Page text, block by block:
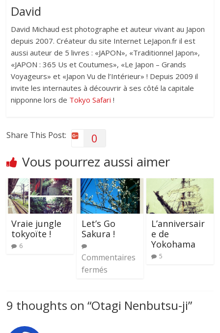
David
David Michaud est photographe et auteur vivant au Japon
depuis 2007. Créateur du site Internet LeJapon.fr il est
aussi auteur de 5 livres : «JAPON», «Traditionnel Japon»,
«JAPON : 365 Us et Coutumes», «Le Japon – Grands
Voyageurs» et «Japon Vu de l’Intérieur» ! Depuis 2009 il
invite les internautes à découvrir à ses côté la capitale
nipponne lors de Tokyo Safari !
Share This Post: 0
Vous pourrez aussi aimer
Vraie jungle
tokyoïte !
6
Let’s Go
Sakura !
Commentaires
fermés
L’anniversair
e de
Yokohama
5
9 thoughts on “Otagi Nenbutsu-ji”